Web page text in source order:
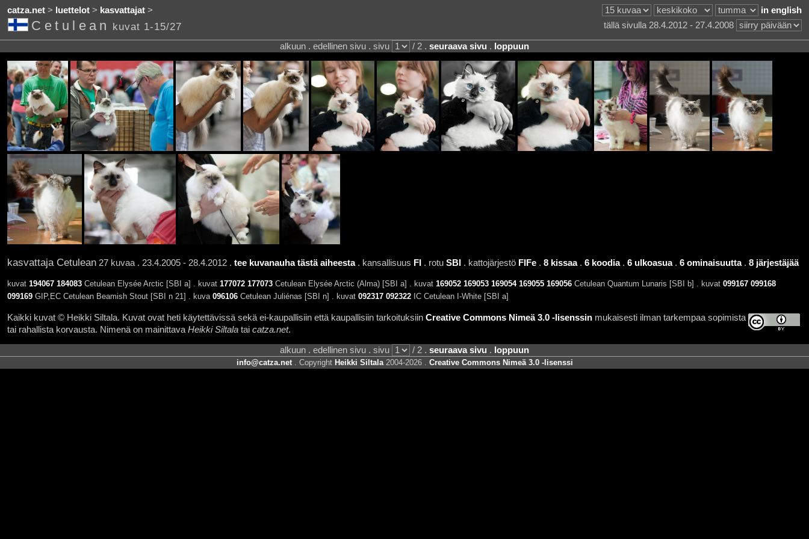
catza.net> luettelot> kasvattajat> in english
Cetulean kuvat 1-15/27 tällä sivulla 28.4.2012 - 27.4.2008
alkuun . edellinen sivu . sivu / 2 . seuraava sivu . loppuun
kasvattaja Cetulean27 kuvaa . 23.4.2005 - 28.4.2012 . tee kuvanauha tästä aiheesta. kansallisuus FI. rotu SBI. kattojärjestö FIFe. 8 kissaa. 6 koodia. 6 ulkoasua. 6 ominaisuutta. 8 järjestäjää
kuvat 194067 184083Cetulean Elysée Arctic [SBI a] . kuvat 177072 177073Cetulean Elysée Arctic (Alma) [SBI a] . kuvat 169052 169053 169054 169055 169056Cetulean Quantum Lunaris [SBI b] . kuvat 099167 099168
099169GIP,EC Cetulean Beamish Stout [SBI n 21] . kuva 096106Cetulean Juliénas [SBI n] . kuvat 092317 092322IC Cetulean I-White [SBI a]
Kaikki kuvat © Heikki Siltala. Kuvat ovat heti käytettävissä sekä ei-kaupallisiin että kaupallisiin tarkoituksiin Creative Commons Nimeä 3.0 -lisenssinmukaisesti ilman tarkempaa sopimista
tai rahallista korvausta. Nimenä on mainittava Heikki Siltalatai catza.net.
alkuun . edellinen sivu . sivu / 2 . seuraava sivu . loppuun
info@catza.net. Copyright Heikki Siltala2004-2026 . Creative Commons Nimeä 3.0 -lisenssi